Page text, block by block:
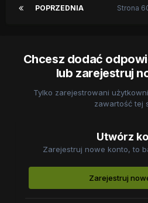
POPRZEDNIA Strona
Chcesz dodać
lub zarejestruj
Tylko zarejestrowani
zawartość tej
Utwórz
Zarejestruj nowe konto, to
Zarejestruj